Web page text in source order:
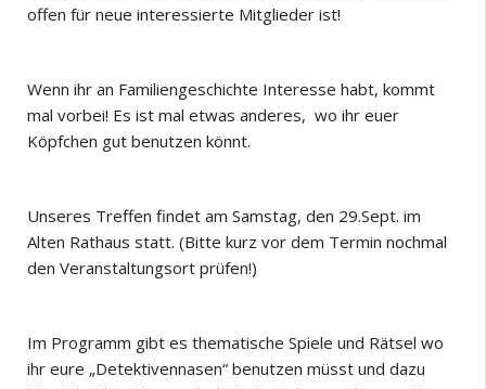
offen für neue interessierte Mitglieder ist!
Wenn ihr an Familiengeschichte Interesse habt, kommt
mal vorbei! Es ist mal etwas anderes, wo ihr euer
Köpfchen gut benutzen könnt.
Unseres Treffen findet am Samstag, den 29.Sept. im
Alten Rathaus statt. (Bitte kurz vor dem Termin nochmal
den Veranstaltungsort prüfen!)
Im Programm gibt es thematische Spiele und Rätsel wo
ihr eure „Detektivennasen“ benutzen müsst und dazu